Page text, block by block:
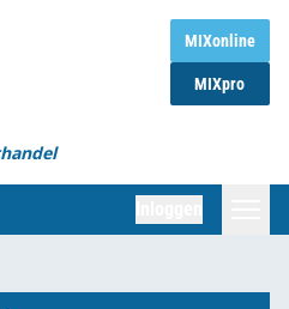
MIXonline
MIXpro